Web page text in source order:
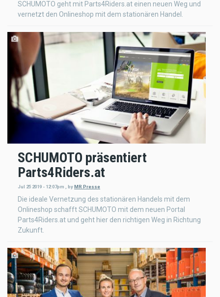
SCHUMOTO geht mit Parts4Riders.at einen neuen Weg und
vernetzt den Onlineshop mit dem stationären Handel.
SCHUMOTO präsentiert
Parts4Riders.at
Jul 25 2019 - 12:07pm byMR Presse
Die ideale Vernetzung des stationären Handels mit dem
Onlineshop schafft SCHUMOTO mit dem neuen Portal
Parts4Riders.at und geht hier den richtigen Weg in Richtung
Zukunft.